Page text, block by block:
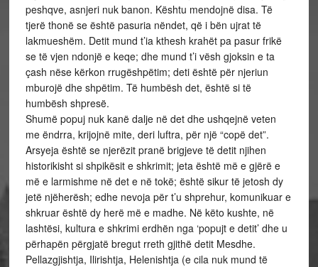
peshqve, asnjeri nuk banon. Kështu mendojnë disa. Të
tjerë thonë se është pasuria nëndet, që i bën ujrat të
lakmueshëm. Detit mund t’ia kthesh krahët pa pasur frikë
se të vjen ndonjë e keqe; dhe mund t’i vësh gjoksin e ta
çash nëse kërkon rrugëshpëtim; deti është për njeriun
mburojë dhe shpëtim. Të humbësh det, është si të
humbësh shpresë.
Shumë popuj nuk kanë dalje në det dhe ushqejnë veten
me ëndrra, krijojnë mite, deri luftra, për një “copë det”.
Arsyeja është se njerëzit pranë brigjeve të detit njihen
historikisht si shpikësit e shkrimit; jeta është më e gjërë e
më e larmishme në det e në tokë; është sikur të jetosh dy
jetë njëherësh; edhe nevoja për t’u shprehur, komunikuar e
shkruar është dy herë më e madhe. Në këto kushte, në
lashtësi, kultura e shkrimi erdhën nga ‘popujt e detit’ dhe u
përhapën përgjatë bregut rreth gjithë detit Mesdhe.
Pellazgjishtja, Ilirishtja, Helenishtja (e cila nuk mund të